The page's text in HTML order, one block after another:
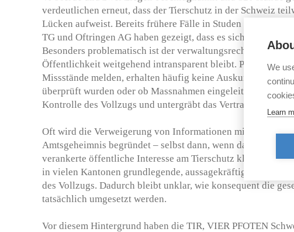
verdeutlichen erneut, dass der Tierschutz in der Schweiz
Lücken aufweist. Bereits frühere Fälle in Studen BE,
TG und Oftringen AG haben gezeigt, dass es sich nicht um
Besonders problematisch ist der verwaltungsrechtliche
Öffentlichkeit weitgehend intransparent bleibt. Personen
Missstände melden, erhalten häufig keine Auskunft
überprüft wurden oder ob Massnahmen eingeleitet wurden.
Kontrolle des Vollzugs und untergräbt das Vertrauen in die
Oft wird die Verweigerung von Informationen mit dem
Amtsgeheimnis begründet – selbst dann, wenn das in der
verankerte öffentliche Interesse am Tierschutz klar
in vielen Kantonen grundlegende, aussagekräftige
des Vollzugs. Dadurch bleibt unklar, wie konsequent die
tatsächlich umgesetzt werden.
Vor diesem Hintergrund haben die TIR, VIER PFOTEN
We
Learn